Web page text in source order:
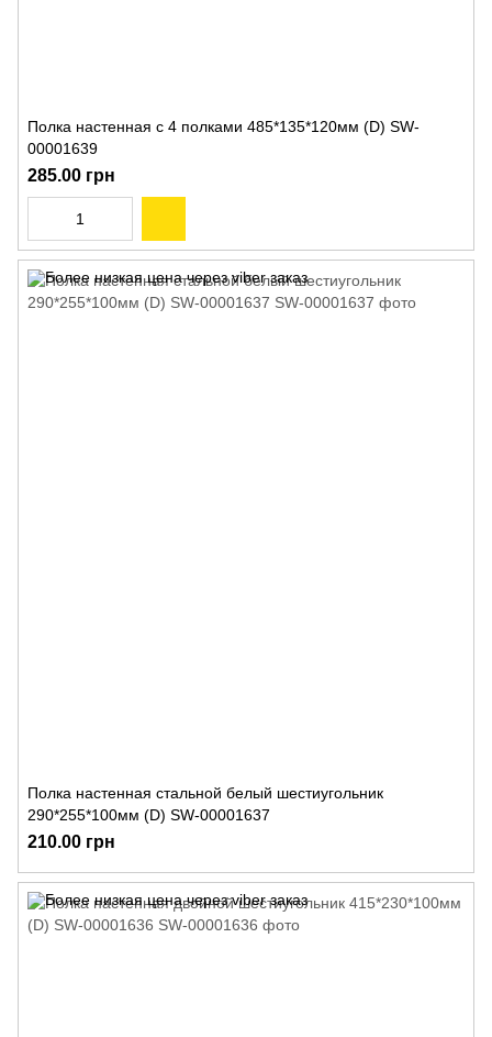
Полка настенная с 4 полками 485*135*120мм (D) SW-
00001639
285.00 грн
Полка настенная стальной белый шестиугольник
290*255*100мм (D) SW-00001637
210.00 грн